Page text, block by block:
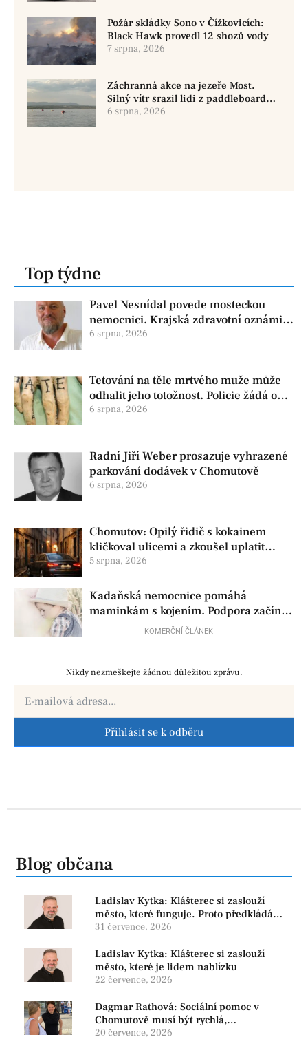
Požár skládky Sono v Čížkovicích:
Black Hawk provedl 12 shozů vody
7 srpna, 2026
Záchranná akce na jezeře Most.
Silný vítr srazil lidi z paddleboardů,
dvě osoby se pohřešují
6 srpna, 2026
Top týdne
Pavel Nesnídal povede mosteckou
nemocnici. Krajská zdravotní oznámila
změnu ve vedení
6 srpna, 2026
Tetování na těle mrtvého muže může
odhalit jeho totožnost. Policie žádá o
pomoc
6 srpna, 2026
Radní Jiří Weber prosazuje vyhrazené
parkování dodávek v Chomutově
6 srpna, 2026
Chomutov: Opilý řidič s kokainem
kličkoval ulicemi a zkoušel uplatit
policisty
5 srpna, 2026
Kadaňská nemocnice pomáhá
maminkám s kojením. Podpora začíná
už před porodemKOMERČNÍ ČLÁNEK
Nikdy nezmeškejte žádnou důležitou zprávu.
Přihlásit se k odběru
Blog občana
Ladislav Kytka: Klášterec si zaslouží
město, které funguje. Proto předkládáme
program, který řeší skutečné problémy
31 července, 2026
Ladislav Kytka: Klášterec si zaslouží
město, které je lidem nablízku
22 července, 2026
Dagmar Rathová: Sociální pomoc v
Chomutově musí být rychlá,
srozumitelná a férová. Ne udržovat lidi v
20 července, 2026